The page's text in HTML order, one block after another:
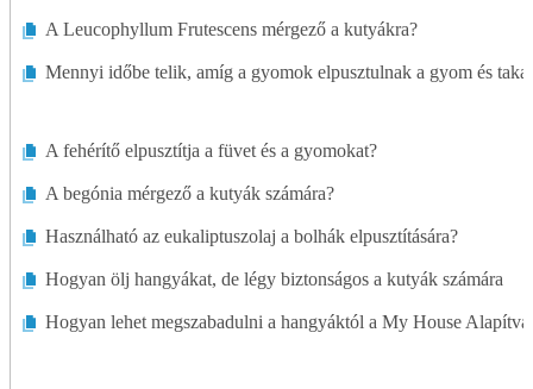
Fű Növesztése
Gyep Alapjai
Gyep Karbantartás
A Leucophyllum Frutescens mérgező a kutyákra?
Mennyi időbe telik, amíg a gyomok elpusztulnak a gyom és
A fehérítő elpusztítja a füvet és a gyomokat?
A begónia mérgező a kutyák számára?
Használható az eukaliptuszolaj a bolhák elpusztítására?
Hogyan ölj hangyákat, de légy biztonságos a kutyák számára
Hogyan lehet megszabadulni a hangyáktól a My House